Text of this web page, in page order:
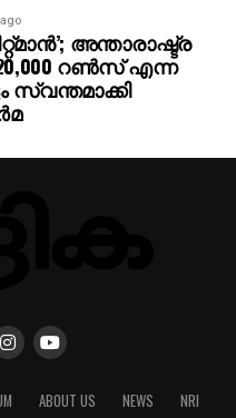
അന്താരാഷ്ട്ര
20,000 റണ്‍സ് എന്ന
സ്വന്തമാക്കി
ABOUT US NEWS NRI